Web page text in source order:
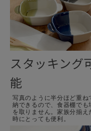
スタッキング
能
写真のように半分ほど重ね
納できるので、食器棚でも
を取りません。家族分揃え
時にとっても便利。